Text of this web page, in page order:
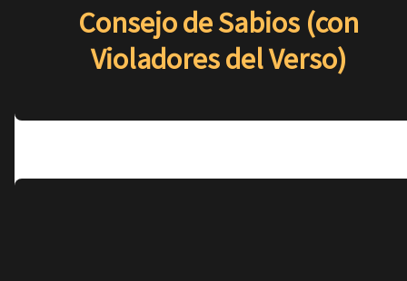
Consejo de Sabios (con
Violadores del Verso)